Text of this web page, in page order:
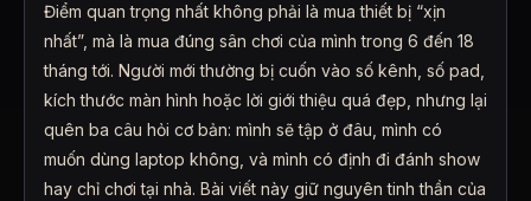
Điểm quan trọng nhất không phải là mua thiết bị “xịn
nhất”, mà là mua đúng sân chơi của mình trong 6 đến 18
tháng tới. Người mới thường bị cuốn vào số kênh, số pad,
kích thước màn hình hoặc lời giới thiệu quá đẹp, nhưng lại
quên ba câu hỏi cơ bản: mình sẽ tập ở đâu, mình có
muốn dùng laptop không, và mình có định đi đánh show
hay chỉ chơi tại nhà. Bài viết này giữ nguyên tinh thần của